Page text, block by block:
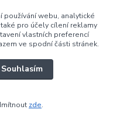
používání webu, analytické
pro účely cílení reklamy
vlastních preferencí
ve spodní části stránek.
Souhlasím
zde.